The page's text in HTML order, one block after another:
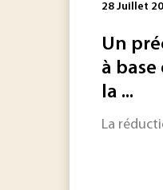
28 Juillet
Un
à
la ...
La